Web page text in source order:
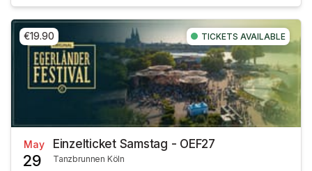
€19.90 TICKETS AVAILABLE
May
29
Einzelticket Samstag - OEF27
Tanzbrunnen Köln